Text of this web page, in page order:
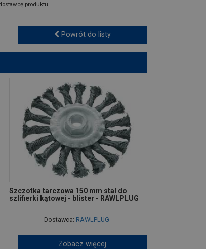
produktu.
Powrót do listy
Szczotka tarczowa 150 mm stal do
szlifierki kątowej - blister - RAWLPLUG
Dostawca: RAWLPLUG
Zobacz więcej